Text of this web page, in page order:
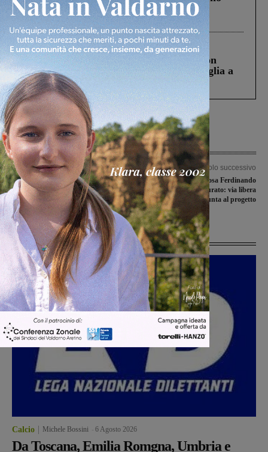
Gianni, Giulia e Franco. Lo schianto, il
processo, lo stop ai sorpassi fra tir....
Cronaca 3 Agosto 2026
Scomparso da una struttura di Castiglion
Fiorentino l’uomo che aveva ucciso la figlia a
Levane nel 2020
Articolo precedente
Piano opere pubbliche: approvate le
variazioni al programma triennale.
Chienni: “Siamo soddisfatti”
Articolo successivo
Il Sepolcreto dove riposa Ferdinando
Panciatichi sarà restaurato: via libera
in giunta al progetto
Ultime Notizie
Calcio Michele Bossini 6 Agosto 2026
Da Toscana, Emilia Romgna, Umbria e